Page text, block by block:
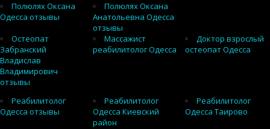
Полюлях Оксана
Одесса отзывы
Полюлях Оксана
Анатольевна Одесса
отзывы
Остеопат
Забранский
Владислав
Владимирович
отзывы
Массажист
реабилитолог Одесса
Доктор взрослый
остеопат Одесса
Реабилитолог
Одесса отзывы
Реабилитолог
Одесса Киевский
район
Реабилитолог
Одесса Таирово